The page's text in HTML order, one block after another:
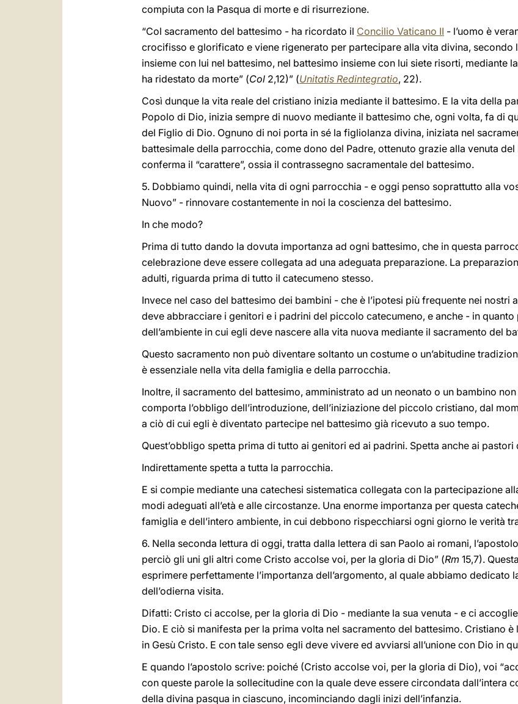
compiuta con la Pasqua di morte e di risurrezione.
“Col sacramento del battesimo - ha ricordato il Concilio Vaticano II - l’uomo è
crocifisso e glorificato e viene rigenerato per partecipare alla vita divina, secondo
insieme con lui nel battesimo, nel battesimo insieme con lui siete risorti, mediante
ha ridestato da morte” (Col 2,12)” (Unitatis Redintegratio, 22).
Così dunque la vita reale del cristiano inizia mediante il battesimo. E la vita della
Popolo di Dio, inizia sempre di nuovo mediante il battesimo che, ogni volta, fa di
del Figlio di Dio. Ognuno di noi porta in sé la figliolanza divina, iniziata nel
battesimale della parrocchia, come dono del Padre, ottenuto grazie alla venuta
conferma il “carattere”, ossia il contrassegno sacramentale del battesimo.
5. Dobbiamo quindi, nella vita di ogni parrocchia - e oggi penso soprattutto alla
Nuovo” - rinnovare costantemente in noi la coscienza del battesimo.
In che modo?
Prima di tutto dando la dovuta importanza ad ogni battesimo, che in questa
celebrazione deve essere collegata ad una adeguata preparazione. La
adulti, riguarda prima di tutto il catecumeno stesso.
Invece nel caso del battesimo dei bambini - che è l’ipotesi più frequente nei
deve abbracciare i genitori e i padrini del piccolo catecumeno, e anche - in
dell’ambiente in cui egli deve nascere alla vita nuova mediante il sacramento del
Questo sacramento non può diventare soltanto un costume o un’abitudine
è essenziale nella vita della famiglia e della parrocchia.
Inoltre, il sacramento del battesimo, amministrato ad un neonato o un bambino
comporta l’obbligo dell’introduzione, dell’iniziazione del piccolo cristiano, dal
a ciò di cui egli è diventato partecipe nel battesimo già ricevuto a suo tempo.
Quest’obbligo spetta prima di tutto ai genitori ed ai padrini. Spetta anche ai pastori
Indirettamente spetta a tutta la parrocchia.
E si compie mediante una catechesi sistematica collegata con la partecipazione
modi adeguati all’età e alle circostanze. Una enorme importanza per questa
famiglia e dell’intero ambiente, in cui debbono rispecchiarsi ogni giorno le verità
6. Nella seconda lettura di oggi, tratta dalla lettera di san Paolo ai romani,
perciò gli uni gli altri come Cristo accolse voi, per la gloria di Dio” (Rm 15,7).
esprimere perfettamente l’importanza dell’argomento, al quale abbiamo dedicato
dell’odierna visita.
Difatti: Cristo ci accolse, per la gloria di Dio - mediante la sua venuta - e ci
Dio. E ciò si manifesta per la prima volta nel sacramento del battesimo. Cristiano è
in Gesù Cristo. E con tale senso egli deve vivere ed avviarsi all’unione con Dio in
E quando l’apostolo scrive: poiché (Cristo accolse voi, per la gloria di Dio), voi
con queste parole la sollecitudine con la quale deve essere circondata dall’intera
della divina pasqua in ciascuno, incominciando dagli inizi dell’infanzia.